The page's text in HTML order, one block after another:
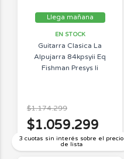
Llega mañana
EN STOCK
Guitarra Clasica La
Alpujarra 84kpsyii Eq
Fishman Presys Ii
3 cuotas sin interés sobre el precio
de lista
$1.174.299
$1.059.299